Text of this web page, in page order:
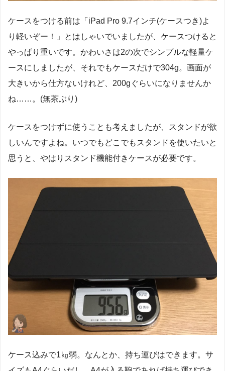
ケースをつける前は「iPad Pro 9.7インチ(ケースつき)よ
り軽いぞー！」とはしゃいでいましたが、ケースつけると
やっぱり重いです。かわいさは2の次でシンプルな軽量ケ
ースにしましたが、それでもケースだけで304g。画面が
大きいから仕方ないけれど、200gぐらいになりませんか
ね……。(無茶ぶり)
ケースをつけずに使うことも考えましたが、スタンドが欲
しいんですよね。いつでもどこでもスタンドを使いたいと
思うと、やはりスタンド機能付きケースが必要です。
ケース込みで1㎏弱。なんとか、持ち運びはできます。サ